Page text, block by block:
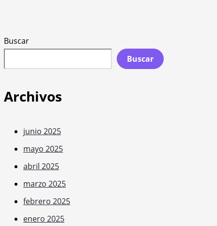
Buscar
Buscar
Archivos
junio 2025
mayo 2025
abril 2025
marzo 2025
febrero 2025
enero 2025